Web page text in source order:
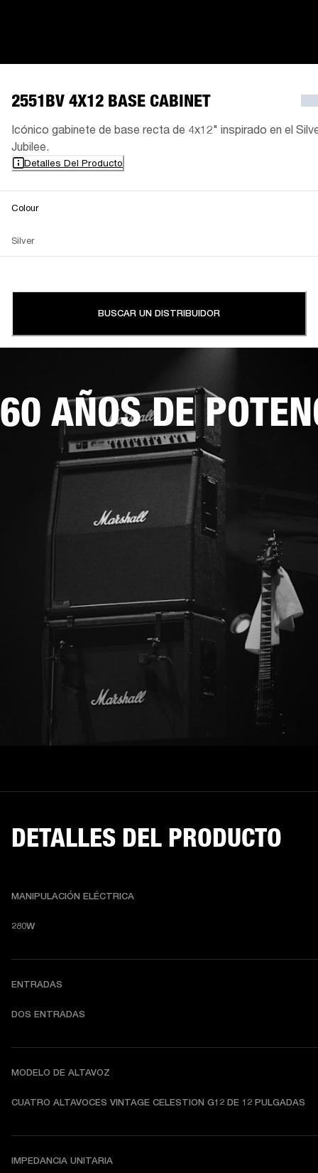
2551BV 4X12 BASE CABINET
Icónico gabinete de base recta de 4x12" inspirado en el
Jubilee.
Detalles Del Producto
Colour
Silver
BUSCAR UN DISTRIBUIDOR
60 AÑOS DE
DETALLES DEL PRODUCTO
MANIPULACIÓN ELÉCTRICA
280W
ENTRADAS
DOS ENTRADAS
MODELO DE ALTAVOZ
CUATRO ALTAVOCES VINTAGE CELESTION G12 DE 12 PULGADAS
IMPEDANCIA UNITARIA